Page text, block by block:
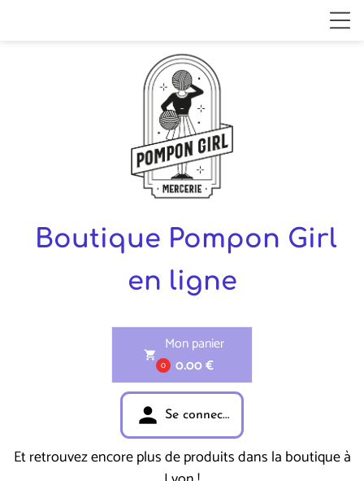
Boutique Pompon Girl
en ligne
shopping_cart
0
Mon panier
0.00 €
person Se connecter
Et retrouvez encore plus de produits dans la boutique à